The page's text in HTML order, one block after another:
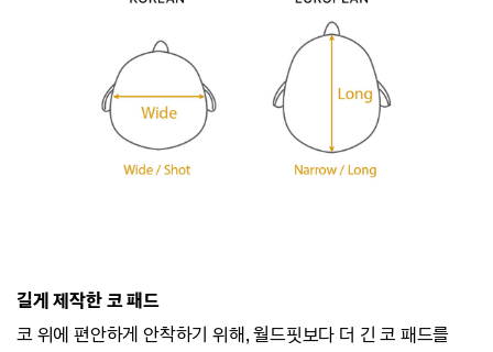
길게 제작한 코 패드
코 위에 편안하게 안착하기 위해, 월드핏보다 더 긴 코 패드를